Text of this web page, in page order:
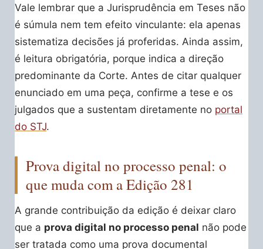
Vale lembrar que a Jurisprudência em Teses não
é súmula nem tem efeito vinculante: ela apenas
sistematiza decisões já proferidas. Ainda assim,
é leitura obrigatória, porque indica a direção
predominante da Corte. Antes de citar qualquer
enunciado em uma peça, confirme a tese e os
julgados que a sustentam diretamente no portal
do STJ.
Prova digital no processo penal: o
que muda com a Edição 281
A grande contribuição da edição é deixar claro
que a prova digital no processo penal não pode
ser tratada como uma prova documental